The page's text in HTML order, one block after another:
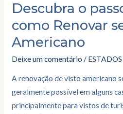
Descubra o
como Renovar
Americano
Deixe um comentário /
A renovação de visto americano
geralmente possível em alguns
principalmente para vistos de